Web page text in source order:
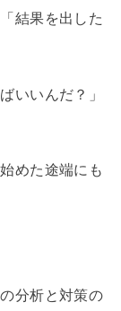
結果を出した
いいんだ？」
めた途端にも
分析と対策の